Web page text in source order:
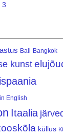
3
Bali Bangkok
kunst
in English
Itaalia
küllus